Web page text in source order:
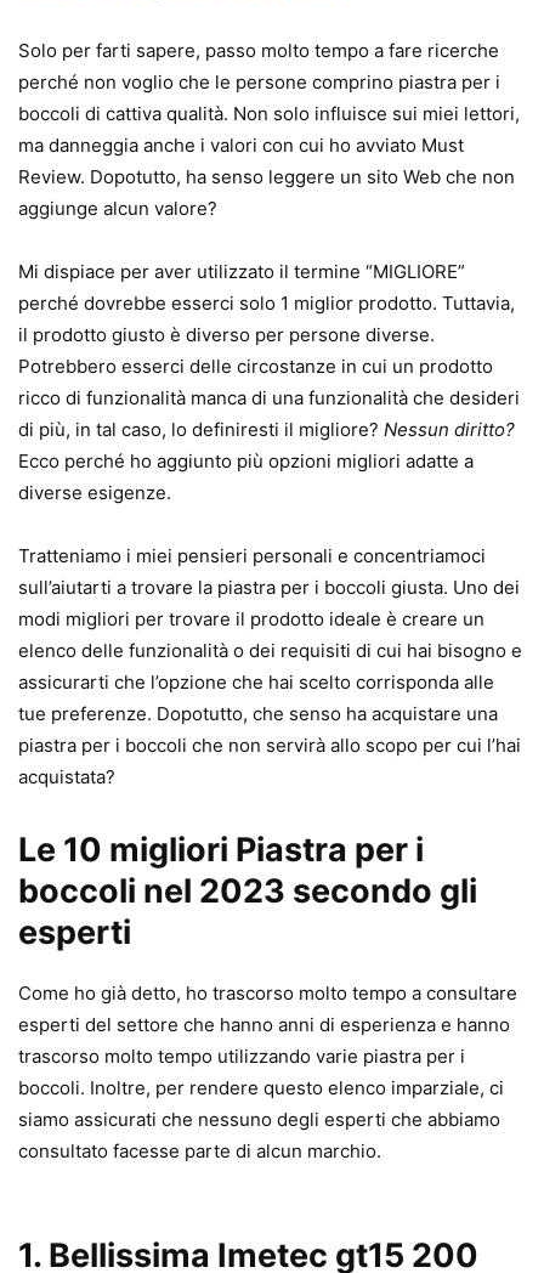
Solo per farti sapere, passo molto tempo a fare ricerche
perché non voglio che le persone comprino piastra per i
boccoli di cattiva qualità. Non solo influisce sui miei lettori,
ma danneggia anche i valori con cui ho avviato Must
Review. Dopotutto, ha senso leggere un sito Web che non
aggiunge alcun valore?
Mi dispiace per aver utilizzato il termine “MIGLIORE”
perché dovrebbe esserci solo 1 miglior prodotto. Tuttavia,
il prodotto giusto è diverso per persone diverse.
Potrebbero esserci delle circostanze in cui un prodotto
ricco di funzionalità manca di una funzionalità che desideri
di più, in tal caso, lo definiresti il ​​migliore? Nessun diritto?
Ecco perché ho aggiunto più opzioni migliori adatte a
diverse esigenze.
Tratteniamo i miei pensieri personali e concentriamoci
sull’aiutarti a trovare la piastra per i boccoli giusta. Uno dei
modi migliori per trovare il prodotto ideale è creare un
elenco delle funzionalità o dei requisiti di cui hai bisogno e
assicurarti che l’opzione che hai scelto corrisponda alle
tue preferenze. Dopotutto, che senso ha acquistare una
piastra per i boccoli che non servirà allo scopo per cui l’hai
acquistata?
Le 10 migliori Piastra per i
boccoli nel 2023 secondo gli
esperti
Come ho già detto, ho trascorso molto tempo a consultare
esperti del settore che hanno anni di esperienza e hanno
trascorso molto tempo utilizzando varie piastra per i
boccoli. Inoltre, per rendere questo elenco imparziale, ci
siamo assicurati che nessuno degli esperti che abbiamo
consultato facesse parte di alcun marchio.
1. Bellissima Imetec gt15 200